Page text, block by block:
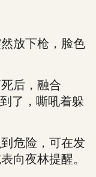
放下枪，脸色
后，融合
了，嘶吼着躲
危险，可在发
向夜林提醒。